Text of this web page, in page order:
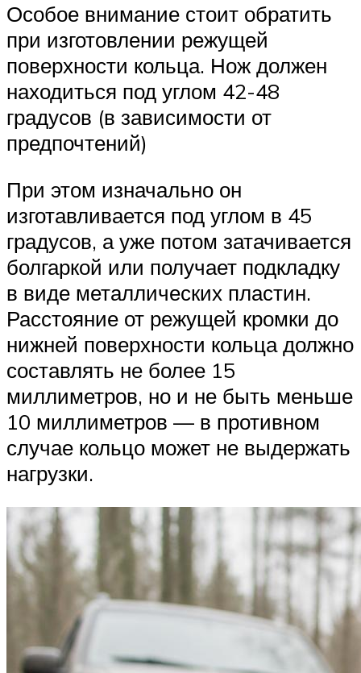
Особое внимание стоит обратить
при изготовлении режущей
поверхности кольца. Нож должен
находиться под углом 42-48
градусов (в зависимости от
предпочтений)
При этом изначально он
изготавливается под углом в 45
градусов, а уже потом затачивается
болгаркой или получает подкладку
в виде металлических пластин.
Расстояние от режущей кромки до
нижней поверхности кольца должно
составлять не более 15
миллиметров, но и не быть меньше
10 миллиметров — в противном
случае кольцо может не выдержать
нагрузки.